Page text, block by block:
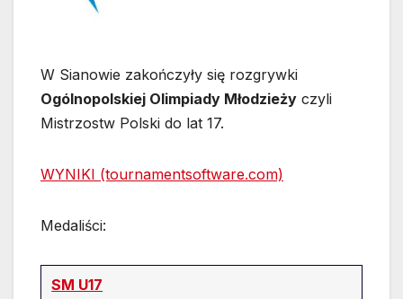
W Sianowie zakończyły się rozgrywki
Ogólnopolskiej Olimpiady Młodzieży czyli
Mistrzostw Polski do lat 17.
WYNIKI (tournamentsoftware.com)
Medaliści:
SM U17